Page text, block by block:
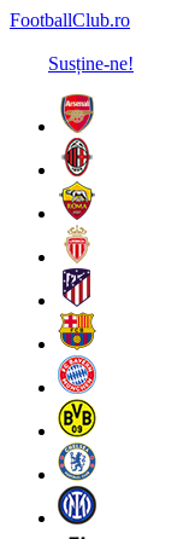
FootballClub.ro
Susține-ne!